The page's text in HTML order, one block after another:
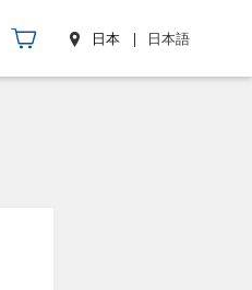
日本 日本語